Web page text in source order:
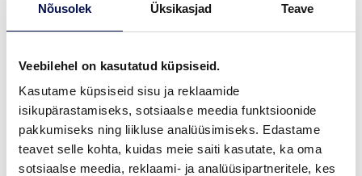
Nõusolek Üksikasjad Teave
Veebilehel on kasutatud küpsiseid.
Kasutame küpsiseid sisu ja reklaamide
isikupärastamiseks, sotsiaalse meedia funktsioonide
pakkumiseks ning liikluse analüüsimiseks. Edastame
teavet selle kohta, kuidas meie saiti kasutate, ka oma
sotsiaalse meedia, reklaami- ja analüüsipartneritele, kes
VIIMISTLUSVALMISVIIMISTLUSVALMIS LEPP
TERMOTÖÖDELDUD HAAB
MUST MÄND
MÕÕDUD